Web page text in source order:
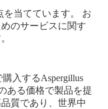
を当てています。 お
のサービスに関す
入するAspergillus
ある価格で製品を提
質であり、世界中